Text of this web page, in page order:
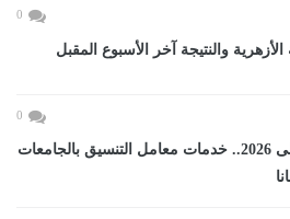
0
الأزهرية والنتيجة آخر الأسبوع المقبل
0
تنسيق المرحلة الأولى 2026.. خدمات معامل التنسيق بالجامعات